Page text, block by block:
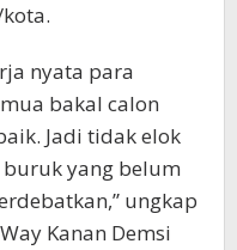
nyata para
bakal calon
Jadi tidak elok
yang belum
ungkap
Kanan Demsi